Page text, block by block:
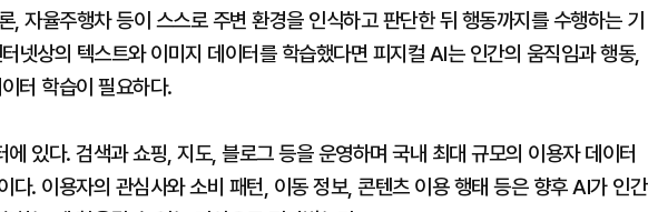
, 자율주행차 등이 스스로 주변 환경을 인식하고 판단한 뒤 행동까지를 수행하는 기
넷상의 텍스트와 이미지 데이터를 학습했다면 피지컬 AI는 인간의 움직임과 행동,
터 학습이 필요하다.
에 있다. 검색과 쇼핑, 지도, 블로그 등을 운영하며 국내 최대 규모의 이용자 데이터
다. 이용자의 관심사와 소비 패턴, 이동 정보, 콘텐츠 이용 행태 등은 향후 AI가 인간